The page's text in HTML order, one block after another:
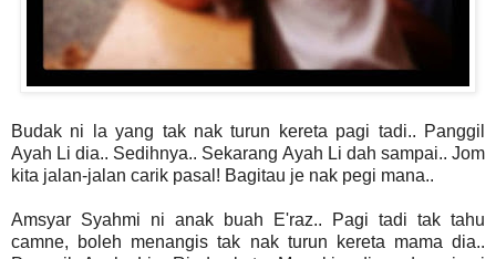
Budak ni la yang tak nak turun kereta pagi tadi.. Panggil
Ayah Li dia.. Sedihnya.. Sekarang Ayah Li dah sampai.. Jom
kita jalan-jalan carik pasal! Bagitau je nak pegi mana..
Amsyar Syahmi ni anak buah E'raz.. Pagi tadi tak tahu
camne, boleh menangis tak nak turun kereta mama dia..